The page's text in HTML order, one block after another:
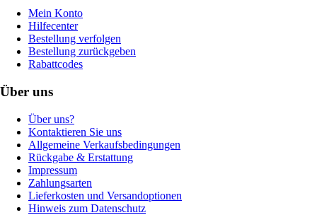
Mein Konto
Hilfecenter
Bestellung verfolgen
Bestellung zurückgeben
Rabattcodes
Über uns
Über uns?
Kontaktieren Sie uns
Allgemeine Verkaufsbedingungen
Rückgabe & Erstattung
Impressum
Zahlungsarten
Lieferkosten und Versandoptionen
Hinweis zum Datenschutz